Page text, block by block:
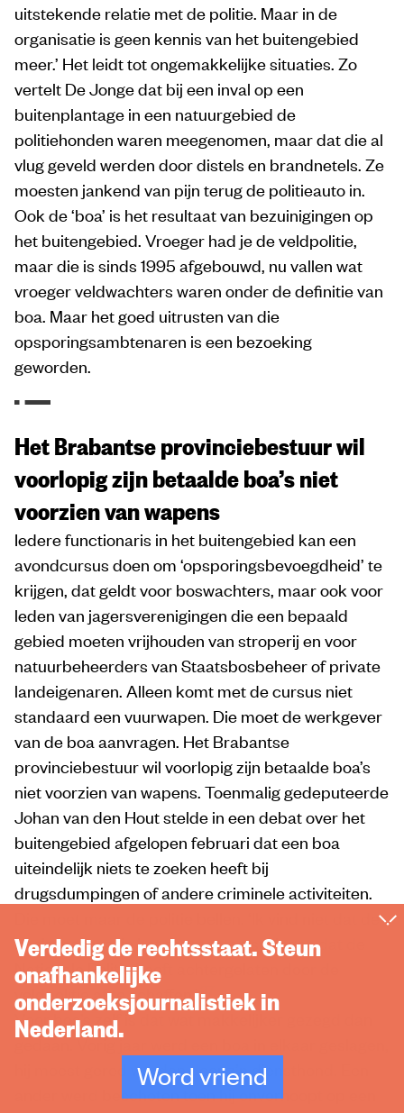
uitstekende relatie met de politie. Maar in de
organisatie is geen kennis van het buitengebied
meer.’ Het leidt tot ongemakkelijke situaties. Zo
vertelt De Jonge dat bij een inval op een
buitenplantage in een natuurgebied de
politiehonden waren meegenomen, maar dat die al
vlug geveld werden door distels en brandnetels. Ze
moesten jankend van pijn terug de politieauto in.
Ook de ‘boa’ is het resultaat van bezuinigingen op
het buitengebied. Vroeger had je de veldpolitie,
maar die is sinds 1995 afgebouwd, nu vallen wat
vroeger veldwachters waren onder de definitie van
boa. Maar het goed uitrusten van die
opsporingsambtenaren is een bezoeking
geworden.
Het Brabantse provinciebestuur wil
voorlopig zijn betaalde boa’s niet
voorzien van wapens
Iedere functionaris in het buitengebied kan een
avondcursus doen om ‘opsporingsbevoegdheid’ te
krijgen, dat geldt voor boswachters, maar ook voor
leden van jagersverenigingen die een bepaald
gebied moeten vrijhouden van stroperij en voor
natuurbeheerders van Staatsbosbeheer of private
landeigenaren. Alleen komt met de cursus niet
standaard een vuurwapen. Die moet de werkgever
van de boa aanvragen. Het Brabantse
provinciebestuur wil voorlopig zijn betaalde boa’s
niet voorzien van wapens. Toenmalig gedeputeerde
Johan van den Hout stelde in een debat over het
buitengebied afgelopen februari dat een boa
uiteindelijk niets te zoeken heeft bij
drugsdumpingen of andere criminele activiteiten.
Die moet maar de politie bellen. ‘Ik vind niet dat de
boa’s massaal in het gat moeten springen dat de
Nationale Politie heeft achtergelaten door de
veldpolitie af te schaffen.’
Voor boa’s zelf is dat wat makkelijker gezegd dan
gedaan. Vorig jaar werd een boa in elkaar geslagen,
hij moest gered worden door z’n diensthond. Een
ander werd beschoten toen hij onverhoopt op een
Verdedig de rechtsstaat. Steun
onafhankelijke
onderzoeksjournalistiek in
Nederland.
Word vriend